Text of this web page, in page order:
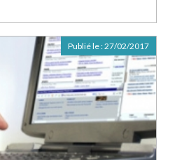
Publié le :27/02/2017